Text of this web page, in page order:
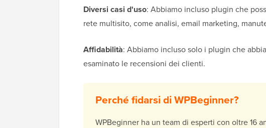
Diversi casi d'uso: Abbiamo incluso plugin che
rete multisito, come analisi, email marketing,
Affidabilità: Abbiamo incluso solo i plugin che
esaminato le recensioni dei clienti.
Perché fidarsi di WPBeginner?
WPBeginner ha un team di esperti con oltre 16